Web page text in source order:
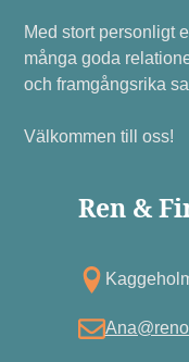
Med stort personligt
många goda
och framgångsrika
Välkommen till oss!
Ren &
Kagg